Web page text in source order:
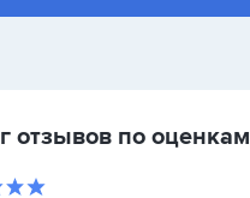
отзывов по оценкам